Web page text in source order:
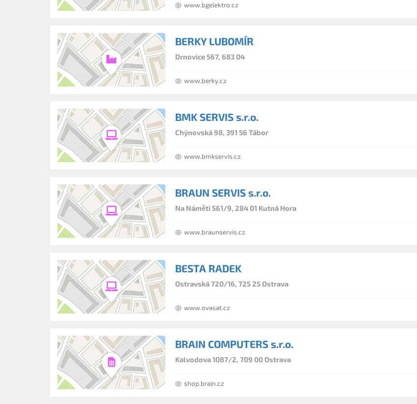
www.bgelektro.cz
BERKY LUBOMÍR
Drnovice 567, 683 04
www.berky.cz
BMK SERVIS s.r.o.
Chýnovská 98, 391 56 Tábor
www.bmkservis.cz
BRAUN SERVIS s.r.o.
Na Náměti 561/9, 284 01 Kutná Hora
www.braunservis.cz
BESTA RADEK
Ostravská 720/16, 725 25 Ostrava
www.ovasat.cz
BRAIN COMPUTERS s.r.o.
Kalvodova 1087/2, 709 00 Ostrava
shop.brain.cz